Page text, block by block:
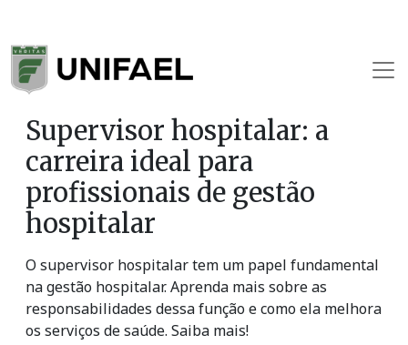
Supervisor hospitalar: a
carreira ideal para
profissionais de gestão
hospitalar
O supervisor hospitalar tem um papel fundamental
na gestão hospitalar. Aprenda mais sobre as
responsabilidades dessa função e como ela melhora
os serviços de saúde. Saiba mais!